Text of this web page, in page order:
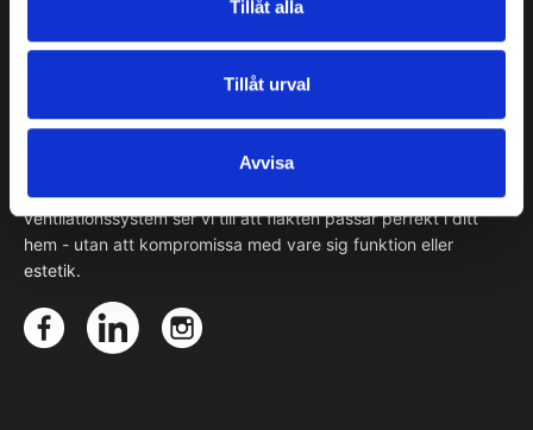
Tillåt alla
Tillåt urval
Avvisa
OM FJÄRÅS
Fjärås tillverkar svenskdesignade köksfläktar skapade med
beställning i vår egen fabrik i Torslanda, unik i sitt slag och
anpassad efter dina önskemål. Oavsett stil eller
ventilationssystem ser vi till att fläkten passar perfekt i ditt
hem - utan att kompromissa med vare sig funktion eller
estetik.